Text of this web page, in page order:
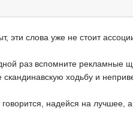
слова уже не стоит
раз вспомните рекламные
скандинавскую ходьбу и
надейся на лучшее, а